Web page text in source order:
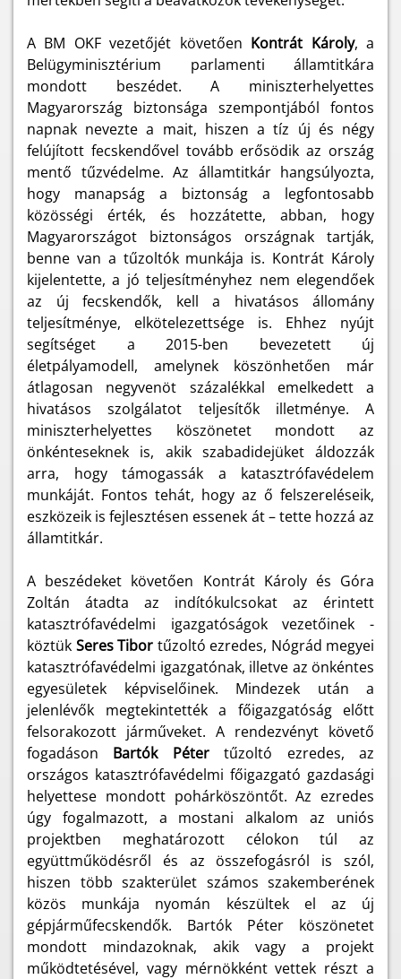
A BM OKF vezetőjét követően Kontrát Károly, a
Belügyminisztérium parlamenti államtitkára
mondott beszédet. A miniszterhelyettes
Magyarország biztonsága szempontjából fontos
napnak nevezte a mait, hiszen a tíz új és négy
felújított fecskendővel tovább erősödik az ország
mentő tűzvédelme. Az államtitkár hangsúlyozta,
hogy manapság a biztonság a legfontosabb
közösségi érték, és hozzátette, abban, hogy
Magyarországot biztonságos országnak tartják,
benne van a tűzoltók munkája is. Kontrát Károly
kijelentette, a jó teljesítményhez nem elegendőek
az új fecskendők, kell a hivatásos állomány
teljesítménye, elkötelezettsége is. Ehhez nyújt
segítséget a 2015-ben bevezetett új
életpályamodell, amelynek köszönhetően már
átlagosan negyvenöt százalékkal emelkedett a
hivatásos szolgálatot teljesítők illetménye. A
miniszterhelyettes köszönetet mondott az
önkénteseknek is, akik szabadidejüket áldozzák
arra, hogy támogassák a katasztrófavédelem
munkáját. Fontos tehát, hogy az ő felszereléseik,
eszközeik is fejlesztésen essenek át – tette hozzá az
államtitkár.
A beszédeket követően Kontrát Károly és Góra
Zoltán átadta az indítókulcsokat az érintett
katasztrófavédelmi igazgatóságok vezetőinek -
köztük Seres Tibor tűzoltó ezredes, Nógrád megyei
katasztrófavédelmi igazgatónak, illetve az önkéntes
egyesületek képviselőinek. Mindezek után a
jelenlévők megtekintették a főigazgatóság előtt
felsorakozott járműveket. A rendezvényt követő
fogadáson Bartók Pétertűzoltó ezredes, az
országos katasztrófavédelmi főigazgató gazdasági
helyettese mondott pohárköszöntőt. Az ezredes
úgy fogalmazott, a mostani alkalom az uniós
projektben meghatározott célokon túl az
együttműködésről és az összefogásról is szól,
hiszen több szakterület számos szakemberének
közös munkája nyomán készültek el az új
gépjárműfecskendők. Bartók Péter köszönetet
mondott mindazoknak, akik vagy a projekt
működtetésével, vagy mérnökként vettek részt a